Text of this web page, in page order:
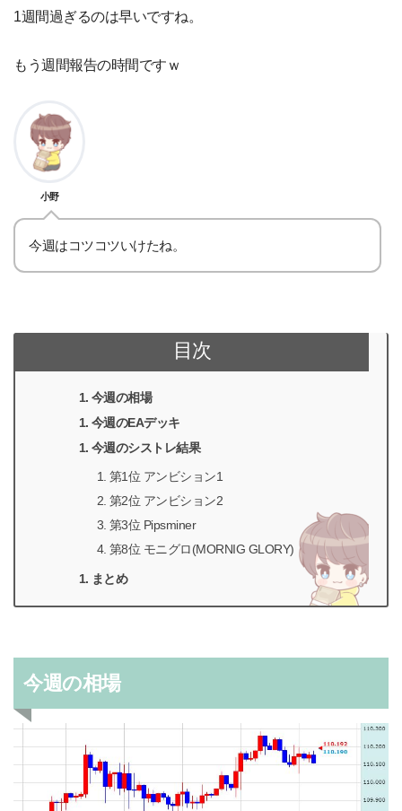
1週間過ぎるのは早いですね。
もう週間報告の時間ですｗ
小野
今週はコツコツいけたね。
目次
今週の相場
今週のEAデッキ
今週のシストレ結果
第1位 アンビション1
第2位 アンビション2
第3位 Pipsminer
第8位 モニグロ(MORNIG GLORY)
まとめ
今週の相場